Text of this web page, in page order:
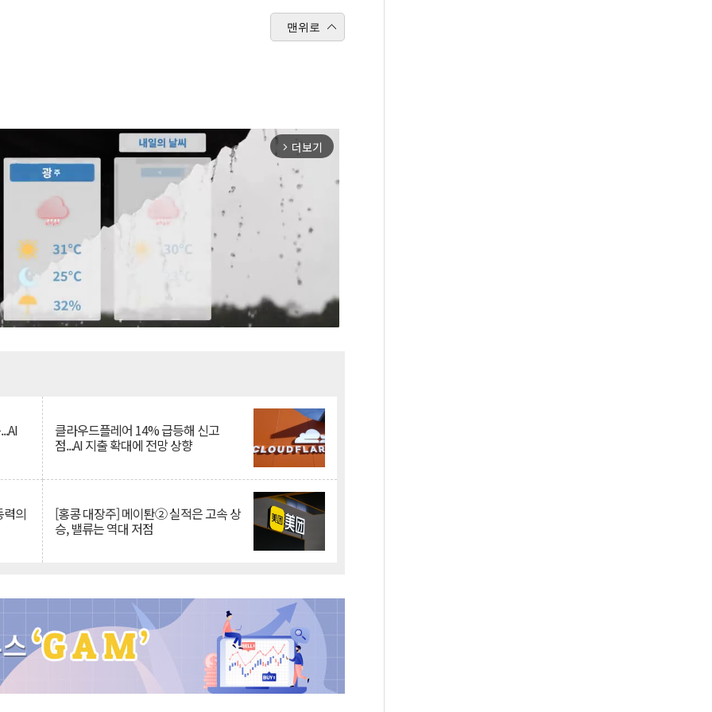
맨위로
arrow_forward_ios 더보기
클라우드플레어 14% 급등해 신고
점...AI 지출 확대에 전망 상향
의 [홍콩 대장주] 메이퇀② 실적은 고속 상
승, 밸류는 역대 저점